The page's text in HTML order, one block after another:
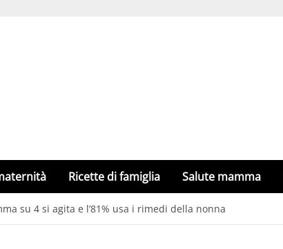
Ricette di famiglia Salute mamma
su 4 si agita e l’81% usa i rimedi della nonna